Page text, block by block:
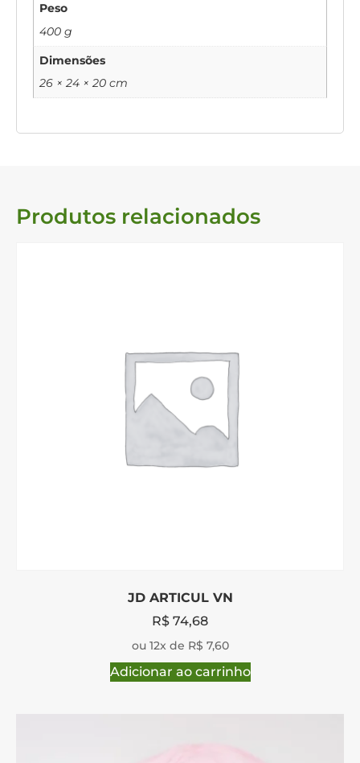
Peso
400 g
Dimensões
26 × 24 × 20 cm
Produtos relacionados
JD ARTICUL VN
R$ 74,68
ou 12x de R$ 7,60
Adicionar ao carrinho